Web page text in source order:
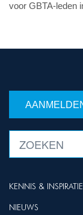
voor GBTA-leden
KENNIS & INSPIRATIE
NIEUWS